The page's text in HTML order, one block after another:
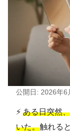
公開日: 2026年6
⚡ ある日突然
いた。触れる